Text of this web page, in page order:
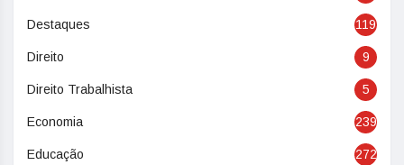
Destaques 119
Direito 9
Direito Trabalhista 5
Economia 239
Educação 272